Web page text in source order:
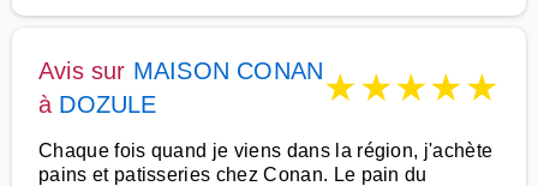
Avis sur MAISON CONAN
à DOZULE ★★★★★
Chaque fois quand je viens dans la région, j'achète
pains et patisseries chez Conan. Le pain du